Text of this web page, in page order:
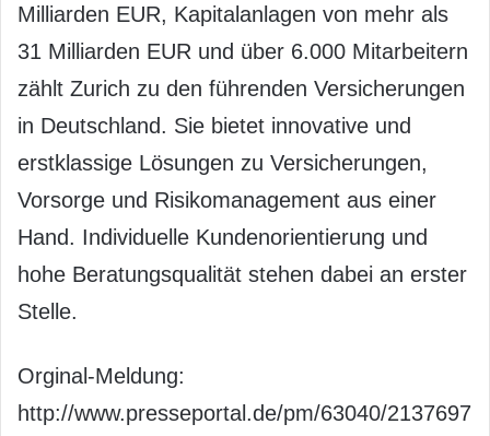
Milliarden EUR, Kapitalanlagen von mehr als
31 Milliarden EUR und über 6.000 Mitarbeitern
zählt Zurich zu den führenden Versicherungen
in Deutschland. Sie bietet innovative und
erstklassige Lösungen zu Versicherungen,
Vorsorge und Risikomanagement aus einer
Hand. Individuelle Kundenorientierung und
hohe Beratungsqualität stehen dabei an erster
Stelle.
Orginal-Meldung:
http://www.presseportal.de/pm/63040/2137697